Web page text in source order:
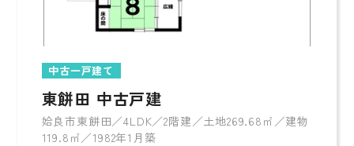
中古一戸建て
東餅田 中古戸建
姶良市東餅田／4LDK／2階建／土地269.68㎡／建物
119.8㎡／1982年1月築